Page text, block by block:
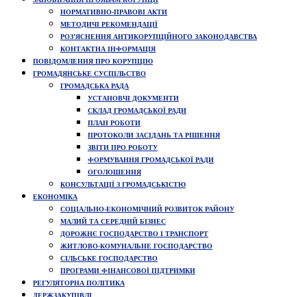
НОРМАТИВНО-ПРАВОВІ АКТИ
МЕТОДИЧІ РЕКОМЕНДАЦІЇ
РОЗ’ЯСНЕННЯ АНТИКОРУПЦІЙНОГО ЗАКОНОДАВСТВА
КОНТАКТНА ІНФОРМАЦІЯ
ПОВІДОМЛЕННЯ ПРО КОРУПЦІЮ
ГРОМАДЯНСЬКЕ СУСПІЛЬСТВО
ГРОМАДСЬКА РАДА
УСТАНОВЧІ ДОКУМЕНТИ
СКЛАД ГРОМАДСЬКОЇ РАДИ
ПЛАН РОБОТИ
ПРОТОКОЛИ ЗАСІДАНЬ ТА РІШЕННЯ
ЗВІТИ ПРО РОБОТУ
ФОРМУВАННЯ ГРОМАДСЬКОЇ РАДИ
ОГОЛОШЕННЯ
КОНСУЛЬТАЦІЇ З ГРОМАДСЬКІСТЮ
ЕКОНОМІКА
СОЦІАЛЬНО-ЕКОНОМІЧНИЙ РОЗВИТОК РАЙОНУ
МАЛИЙ ТА СЕРЕДНІЙ БІЗНЕС
ДОРОЖНЄ ГОСПОДАРСТВО І ТРАНСПОРТ
ЖИТЛОВО-КОМУНАЛЬНЕ ГОСПОДАРСТВО
СІЛЬСЬКЕ ГОСПОДАРСТВО
ПРОГРАМИ ФІНАНСОВОЇ ПІДТРИМКИ
РЕГУЛЯТОРНА ПОЛІТИКА